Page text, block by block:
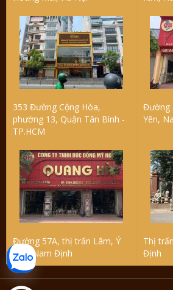
353 Đường Cộng Hòa,
phường 13, Quận Tân Bình -
TP.HCM
Đường
Yên,
Đường 57A, thị trấn Lâm, Ý
Yên, Nam Định
Thị
Định